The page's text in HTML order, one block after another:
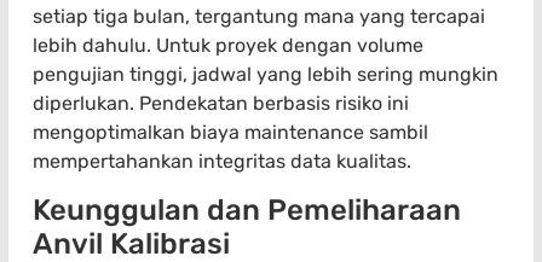
setiap tiga bulan, tergantung mana yang tercapai
lebih dahulu. Untuk proyek dengan volume
pengujian tinggi, jadwal yang lebih sering mungkin
diperlukan. Pendekatan berbasis risiko ini
mengoptimalkan biaya maintenance sambil
mempertahankan integritas data kualitas.
Keunggulan dan Pemeliharaan
Anvil Kalibrasi